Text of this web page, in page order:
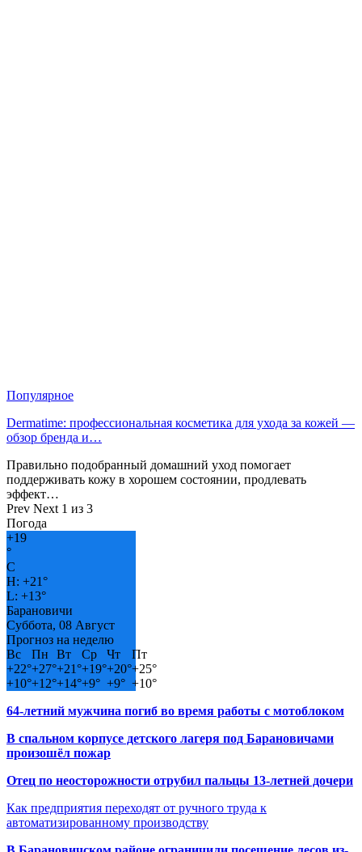
Популярное
Dermatime: профессиональная косметика для ухода за кожей —
обзор бренда и…
Правильно подобранный домашний уход помогает
поддерживать кожу в хорошем состоянии, продлевать
эффект…
Prev Next 1 из 3
Погода
+19
°
C
H: +21°
L: +13°
Барановичи
Суббота, 08 Август
Прогноз на неделю
Вс
Пн Вт Ср Чт
Пт
+22°+27°+21°+19°+20°+25°
+10°+12°+14°+9° +9° +10°
64-летний мужчина погиб во время работы с мотоблоком
В спальном корпусе детского лагеря под Барановичами
произошёл пожар
Отец по неосторожности отрубил пальцы 13-летней дочери
Как предприятия переходят от ручного труда к
автоматизированному производству